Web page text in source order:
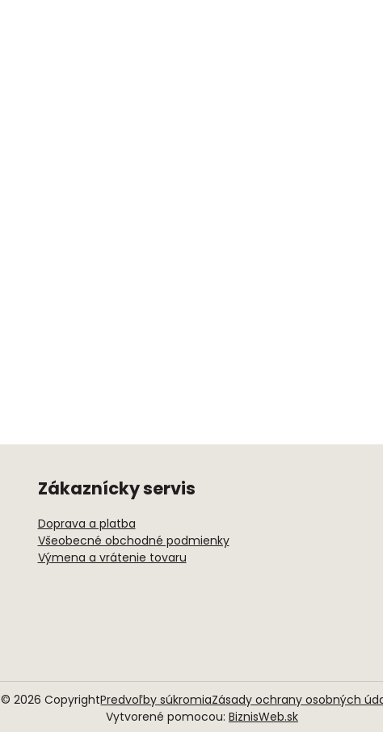
Zákaznícky servis
Doprava a platba
Všeobecné obchodné podmienky
Výmena a vrátenie tovaru
©2026 CopyrightPredvoľby súkromiaZásady ochrany osobných
Vytvorené pomocou: BiznisWeb.sk